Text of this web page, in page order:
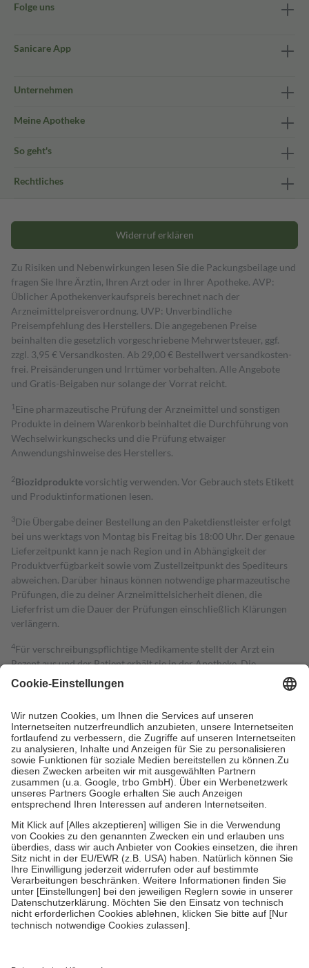
Folge uns
Sanicare App
Unternehmen
Meine Apotheke
So geht's
Rechtliches
Widerruf erklären
Zu Risiken und Nebenwirkungen lesen Sie die Packungsbeilage und
fragen Sie Ihre Ärztin, Ihren Arzt oder in Ihrer Apotheke. AVP:
Üblicher Apothekenverkaufspreis berechnet nach der
Arzneimittelpreisverordnung. UVP: Unverbindliche
Preisempfehlung des Herstellers. Die angegebenen Preise
beinhalten die gesetzlich vorgeschriebene Mehrwertsteuer, ggf.
zzgl. 3,95 € Versandkosten. Ab 29,00 € Bestell­wert versand­kosten­
frei. Preisänderungen und Irrtümer vorbehalten. Alle Angebote
und Gratis-Beigaben nur solange der Vorrat reicht.
1 Eine pharmazeutische Prüfung der Arzneimittel und sonstigen
Produkte in deinem Warenkorb beinhaltet die Durchführung von
Wechselwirkungschecks und die Prüfung etwaiger
Anwendungshinweise des Herstellers.
2Biozidproduktevorsichtig verwenden. Vor Gebrauch stets Etikett
und Produktinformationen lesen.
3Die Übergabe deiner Bestellung an den Paketdienstleister erfolgt
bei uns werktags von Montag bis Freitag bis 18:00 Uhr. Der genaue
Lieferzeitpunkt kann je nach Region und in Abhängigkeit der
Produktverfügbarkeit sowie vom Zustellzeitpunkt des Spediteurs
abweichen. Darüber hinaus können notwendige pharmazeutische
Prüfungen, die zu deiner Arzneimittelsicherheit dienen, die
Lieferfrist um die Dauer der Prüfungen einschließlich Klärungen
verlängern.
4Für verschreibungspflichtige Medikamente stellt der Arzt ein
Rezept aus und der Patient erhält sie in der Apotheke. Die
gesetzliche Krankenversicherung übernimmt in der Regel die
Kosten dafür, der Versicherte trägt einen Teil davon als Zuzahlung
Grundsätzlich leisten Mitglieder Zuzahlungen in Höhe von zehn
Prozent des Abgabepreises,mindestens jedochfünf Euround
höchstens zehn Euro.Es sind jedoch nie mehr als die tatsächlichen
Kosten der Leistung zu entrichten.
Diese Regeln gelten grundsätzlich auch für Online-Apotheken.
Bei Heilmitteln und häuslicher Krankenpflege beträgt die
Zuzahlung zehn Prozent der Kosten sowie zehn Euro je
Verordnung.
Um das Engagement der Versicherten für ihre eigene Gesundheit zu
stärken und die besondere Stellung der Familie zu unterstützen,
fallenkeine Zuzahlungenan bei:
• Kindern und Jugendlichen bis zum vollendeten 18. Lebensjahr
mit Ausnahme der Fahrkosten
• Untersuchungen zur Vorsorge und Früherkennung, die von der
GKV getragen werden